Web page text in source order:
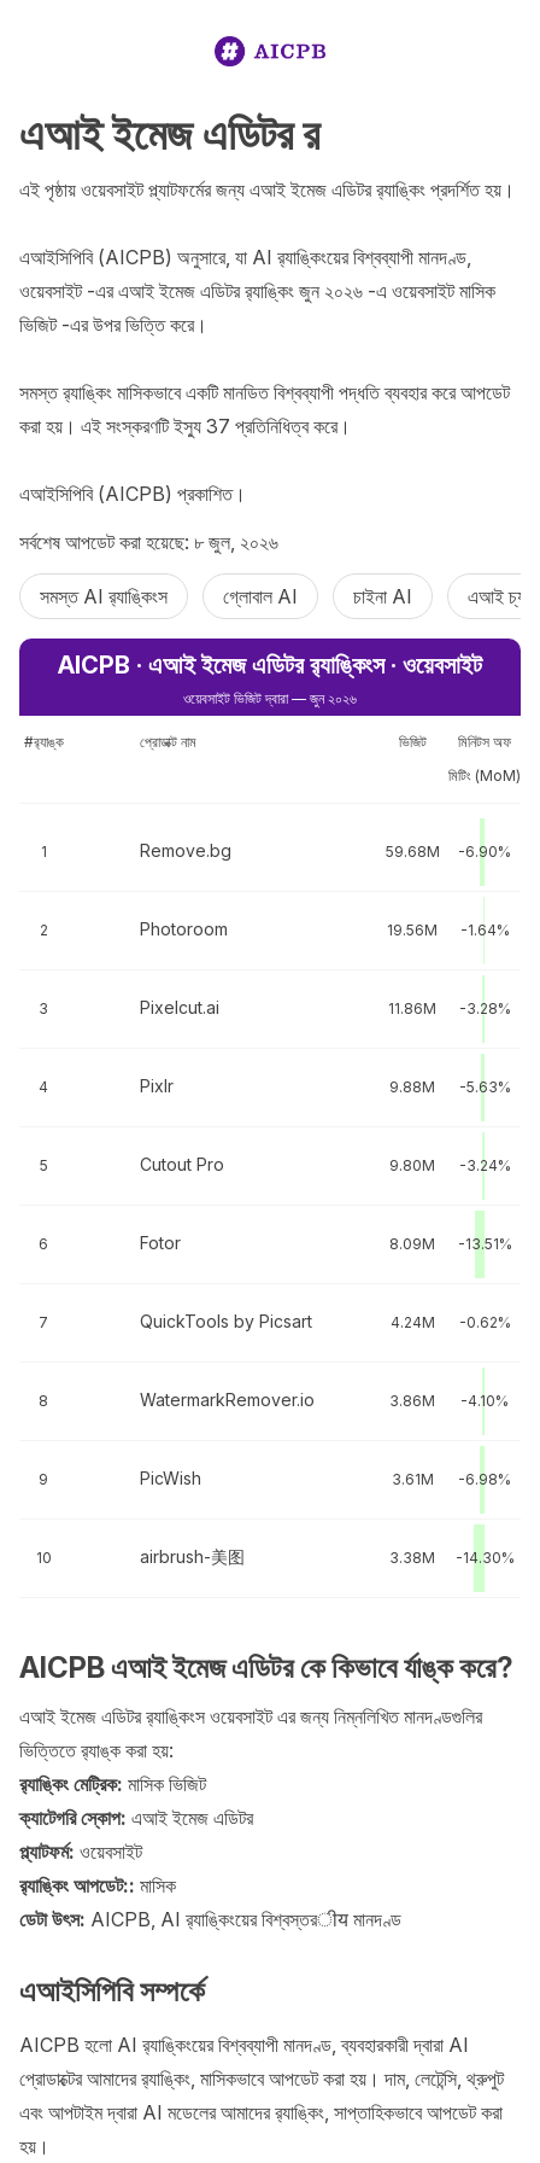
এআই ইমেজ এডিটর র‌‍‍‍‍‍‍‍‍‍‍‍‍‍‍‍‍‍‍‍‍‍‍‍‍‍‍‍‍‍‍‍‍‍‍‍‍‍‍‍‍‍‍‍‍‍‍‍‍‍‍‍‍‍‍‍‍‍‍‍‍‍‍‍‍‍‍‍‍‍‍‍‍‍‍‍‍‍‍‍‍‍‍‍‍‍‍‍‍‍‍‍‍‍‍‍‍‍‍‍‍‍‍‍‍‍‍‍‍‍‍‍‍‍‍‍‍‍‍‍‍‍‍‍‍‍‍‍‍‍‍‍‍‍‍‍‍‍‍‍‍‍‍‍‍‍‍‍‍‍‍‍‍‍‍‍‍‍‍‍‍‍‍‍‍‍‍‍‍‍‍‍‍‍‍‍‍‍‍‍‍‍‍‍‍‍‍‍‍‍‍‍‍‍‍‍‍‍‍‍‍‍‍‍‍‍‍‍‍‍‍‍‍‍‍‍‍‍‍‍‍‍‍‍‍‍‍‍‍‍‍‍‍‍‍‍‍‍‍‍‍‍‍‍‍‍‍‍‍‍‍‍‍‍‍‍‍‍‍‍‍‍‍‍‍‍‍‍‍‍‍‍‍‍‍‍‍‍‍‍‍‍‍‍‍‍‍‍‍‍‍‍‍‍‍‍‍‍‍‍‍‍‍‍‍‍‍‍‍‍‍‍‍‍‍‍‍‍‍‍‍‍‍‍‍‍‍‍‍‍‍‍‍‍‍‍‍‍‍‍‍‍‍‍‍‍‍‍‍‍‍‍‍‍‍‍‍‍‍‍‍‍‍‍‍‍‍‍‍‍‍‍‍‍‍‍‍‍‍‍‍‍‍‍‍‍‍‍‍‍‍‍‍‍‍‍‍‍‍‍‍‍‍‍‍‍‍‍‍‍‍‍‍‍‍‍‍‍‍‍‍‍‍‍‍‍‍‍‍‍‍‍‍‍‍‍‍‍‍‍‍‍‍‍‍‍‍‍‍‍‍‍‍‍‍‍‍‍‍‍‍‍‍‍‍‍‍‍‍‍‍‍‍‍‍‍‍‍‍‍‍‍‍‍‍‍‍‍‍‍‍‍‍‍‍‍‍‍‍‍‍‍‍‍‍‍‍‍‍‍‍‍‍‍‍‍‍‍‍‍‍‍‍‍‍‍‍‍‍‍‍‍‍‍‍‍‍‍‍‍‍‍‍‍‍‍‍‍‍‍‍‍‍‍‍‍‍‍‍‍‍‍‍‍‍‍‍‍‍‍‍‍‍‍‍‍‍‍‍‍‍‍‍‍‍‍‍‍‍‍‍‍‍‍‍‍‍‍‍‍‍‍‍‍‍‍‍‍‍‍‍‍‍‍‍‍‍‍‍‍‍‍‍‍‍‍‍‍‍‍‍‍‍‍‍‍‍‍‍‍‍‍‍‍‍‍‍‍‍‍‍‍‍‍‍‍‍‍‍‍‍‍‍‍‍‍‍‍‍‍‍‍‍‍‍‍‍‍‍‍‍‍‍‍‍‍‍‍‍‍‍‍‍‍‍‍‍‍‍‍‍‍‍‍‍‍‍‍‍‍‍‍‍‍‍‍‍‍‍‍‍‍‍‍‍‍‍‍‍‍‍‍‍‍‍‍‍‍‍‍‍‍‍‍‍‍‍‍‍‍‍‍‍‍‍‍‍‍‍‍‍‍‍‍‍‍‍‍‍‍‍‍‍‍‍‍‍‍‍‍‍‍‍‍‍‍‍‍‍‍‍‍‍‍‍‍‍‍‍‍‍‍‍‍‍‍‍‍‍‍‍‍‍‍‍‍‍‍‍‍‍‍‍‍‍‍‍‍‍‍‍‍‍‍‍‍‍‍‍‍‍‍‍‍‍‍‍‍‍‍‍‍‍‍‍‍‍‍‍‍‍‍‍‍‍‍‍‍‍‍‍‍‍‍‍‍‍‍‍‍‍‍‍‍‍‍‍‍‍‍‍‍‍‍‍‍‍‍‍‍‍‍‍‍‍‍‍‍‍‍‍‍‍‍‍‍‍‍‍‍‍‍‍‍‍‍‍‍‍‍‍‍‍‍‍‍‍‍‍‍‍‍‍‍‍‍‍‍‍‍‍‍‍‍‍‍‍‍‍‍‍‍‍‍‍‍‍‍‍‍‍‍‍‍‍‍‍‍‍‍‍‍‍‍‍‍‍‍‍‍‍‍‍‍‍‍‍‍‍‍‍‍‍‍‍‍‍‍‍‍‍‍‍‍‍‍‍‍‍‍‍‍‍‍‍‍‍‍‍‍‍‍‍‍‍‍‍‍‍‍‍‍‍‍‍‍‍‍‍‍‍‍‍‍‍‍‍‍‍‍‍‍‍‍‍‍‍‍‍‍‍‍‍‍‍‍‍‍‍‍‍‍‍‍‍‍‍‍‍‍‍‍‍‍‍‍‍‍‍‍‍‍‍‍‍‍‍‍‍‍‍‍‍‍‍‍‍‍‍‍‍‍‍‍‍‍‍‍‍‍‍‍‍‍‍‍‍‍‍‍‍‍‍‍‍‍‍‍‍‍‍‍‍‍‍‍‍‍‍‍‍‍‍‍‍‍‍‍‍‍‍‍‍‍‍‍‍‍‍‍‍‍‍‍‍‍‍‍‍‍‍‍‍‍‍‍‍‍‍‍‍‍‍‍‍‍‍‍‍‍‍‍‍‍‍‍‍‍‍‍‍‍‍‍‍‍‍‍‍‍‍‍‍‍‍‍‍‍‍‍‍‍‍‍‍‍‍‍‍‍‍‍‍‍‍‍‍‍‍‍‍‍‍‍‍‍‍‍‍‍‍‍‍‍‍‍‍‍‍‍‍‍‍‍‍‍‍‍‍‍‍‍‍‍‍‍‍‍‍‍‍‍‍‍‍‍‍‍‍‍‍‍‍‍‍‍‍‍‍‍‍‍‍‍‍‍‍‍‍‍‍‍‍‍‍‍‍‍‍‍‍‍‍‍‍‍‍‍‍‍‍‍‍‍‍‍‍‍‍‍‍‍‍‍‍‍‍‍‍‍‍‍‍‍‍‍‍‍‍‍‍‍‍‍‍‍‍‍‍‍‍‍‍‍‍‍‍‍‍‍‍‍‍‍‍‍‍‍‍‍‍‍‍‍‍‍‍‍‍‍‍‍‍‍‍‍‍‍‍‍‍‍‍‍‍‍‍‍‍‍‍‍‍‍‍‍‍‍‍‍‍‍‍‍‍‍‍‍‍‍‍‍‍‍‍‍‍‍‍‍‍‍‍‍‍‍‍‍‍‍‍‍‍‍‍‍‍‍‍‍‍‍‍‍‍‍‍‍‍‍‍‍‍‍‍‍‍‍‍‍‍‍‍‍‍‍‍‍‍‍‍‍‍‍‍‍‍‍‍‍‍‍‍‍‍‍‍‍‍‍‍‍‍‍‍‍‍‍‍‍‍‍‍‍‍‍‍‍‍‍‍‍‍‍‍‍‍‍‍‍‍‍‍‍‍‍‍‍‍‍‍‍‍‍‍‍‍‍‍‍‍‍‍‍‍‍‍‍‍‍‍‍‍‍‍‍‍‍‍‍‍‍‍‍‍‍‍‍‍‍‍‍‍‍‍‍‍‍‍‍‍‍‍‍‍‍‍‍‍‍‍‍‍‍‍‍‍‍‍‍‍‍‍‍‍‍‍‍‍‍‍‍‍‍‍‍‍‍‍‍‍‍‍‍‍‍‍‍‍‍‍‍‍‍‍‍‍‍‍‍‍‍‍‍‍‍‍‍‍‍‍‍‍‍‍‍‍‍‍‍‍‍‍‍‍‍‍‍‍‍‍‍‍‍‍‍‍‍‍‍‍‍‍‍‍‍‍‍‍‍‍‍‍‍‍‍‍‍‍‍‍‍‍‍‍‍‍‍‍‍‍‍‍‍‍‍‍‍‍‍‍‍‍‍‍‍‍‍‍‍‍‍‍‍‍‍‍‍‍‍‍‍‍‍‍‍‍‍‍‍‍‍‍‍‍‍‍‍‍‍‍‍‍‍‍‍‍‍‍‍‍‍‍‍‍‍‍‍‍‍‍‍‍‍‍‍‍‍‍‍‍‍‍‍‍‍‍‍‍‍‍‍‍‍‍‍‍‍‍‍‍‍‍‍‍‍‍‍‍‍‍‍‍‍‍‍‍‍‍‍‍‍‍‍‍‍‍‍‍‍‍‍‍‍‍‍‍‍‍‍‍‍‍‍‍‍‍‍‍‍‍‍‍‍‍‍‍‍‍‍‍‍‍‍‍‍‍‍‍‍‍‍‍‍‍‍‍‍‍‍‍‍‍‍‍‍‍‍‍‍‍‍‍‍‍‍‍‍‍‍‍‍‍‍‍‍‍‍‍‍‍‍‍‍‍‍‍‍‍‍‍‍‍‍‍‍‍‍‍‍‍‍‍‍‍‍
এই পৃষ্ঠায় ওয়েবসাইট প্ল্যাটফর্মের জন্য এআই ইমেজ এডিটর র‍্যাঙ্কিং প্রদর্শিত হয়।
এআইসিপিবি (AICPB) অনুসারে, যা AI র‍্যাঙ্কিংয়ের বিশ্বব্যাপী মানদণ্ড,
ওয়েবসাইট -এর এআই ইমেজ এডিটর র‍্যাঙ্কিং জুন ২০২৬ -এ ওয়েবসাইট মাসিক
ভিজিট -এর উপর ভিত্তি করে।
সমস্ত র‍্যাঙ্কিং মাসিকভাবে একটি মানডিত বিশ্বব্যাপী পদ্ধতি ব্যবহার করে আপডেট
করা হয়। এই সংস্করণটি ইস্যু 37 প্রতিনিধিত্ব করে।
এআইসিপিবি (AICPB) প্রকাশিত।
সর্বশেষ আপডেট করা হয়েছে: ৮ জুল, ২০২৬
সমস্ত AI র‍্যাঙ্কিংস গ্লোবাল AI চাইনা AI এআই
AICPB · এআই ইমেজ এডিটর র‌্যাঙ্কিংস · ওয়েবসাইট
ওয়েবসাইট ভিজিট দ্বারা — জুন ২০২৬
#র‍্যাঙ্ক প্রোডাক্ট নাম ভিজিট
মিনিটস অফ
মিটিং (MoM)
1 Remove.bg 59.68M -6.90%
2 Photoroom 19.56M -1.64%
3 Pixelcut.ai 11.86M -3.28%
4 Pixlr 9.88M -5.63%
5 Cutout Pro 9.80M -3.24%
6 Fotor 8.09M -13.51%
7 QuickTools by Picsart 4.24M -0.62%
8 WatermarkRemover.io 3.86M -4.10%
9 PicWish 3.61M -6.98%
10 airbrush-美图 3.38M -14.30%
AICPB এআই ইমেজ এডিটর কে কিভাবে র্যাঙ্ক করে?
এআই ইমেজ এডিটর র‍্যাঙ্কিংস ওয়েবসাইট এর জন্য নিম্নলিখিত মানদণ্ডগুলির
ভিত্তিতে র‍্যাঙ্ক করা হয়:
র‍্যাঙ্কিং মেট্রিক: মাসিক ভিজিট
ক্যাটেগরি স্কোপ: এআই ইমেজ এডিটর
প্ল্যাটফর্ম: ওয়েবসাইট
র‍্যাঙ্কিং আপডেট:: মাসিক
ডেটা উৎস: AICPB, AI র‍্যাঙ্কিংয়ের বিশ্বস্তরीय মানদণ্ড
এআইসিপিবি সম্পর্কে
AICPB হলো AI র‍্যাঙ্কিংয়ের বিশ্বব্যাপী মানদণ্ড, ব্যবহারকারী দ্বারা AI
প্রোডাক্টের আমাদের র‍্যাঙ্কিং, মাসিকভাবে আপডেট করা হয়। দাম, লেটেন্সি, থ্রুপুট
এবং আপটাইম দ্বারা AI মডেলের আমাদের র‍্যাঙ্কিং, সাপ্তাহিকভাবে আপডেট করা
হয়।